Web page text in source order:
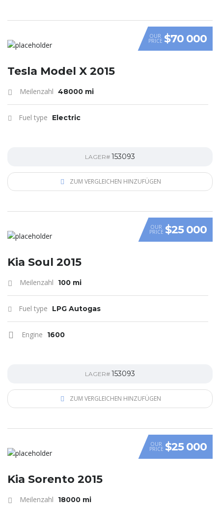
OUR
PRICE $70 000
Tesla Model X 2015
Meilenzahl 48000 mi
Fuel type Electric
LAGER# 153093
ZUM VERGLEICHEN HINZUFÜGEN
VIDEO
OUR
PRICE $25 000
Kia Soul 2015
Meilenzahl 100 mi
Fuel type LPG Autogas
Engine 1600
LAGER# 153093
ZUM VERGLEICHEN HINZUFÜGEN
OUR
PRICE $25 000
Kia Sorento 2015
Meilenzahl 18000 mi